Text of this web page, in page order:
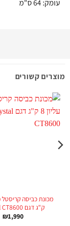
עומק: 64 ס"מ
מוצרים קשורים
ק"ג דגם Crystal CT8600
₪1,990